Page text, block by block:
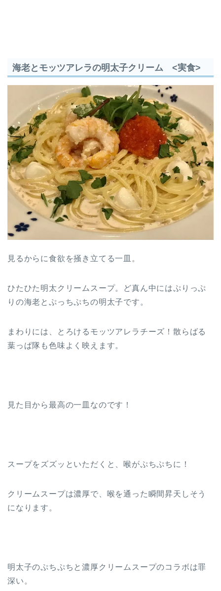
海老とモッツアレラの明太子クリーム <実食>
見るからに食欲を掻き立てる一皿。
ひたひた明太クリームスープ。ど真ん中にはぷりっぷ
りの海老とぷっちぷちの明太子です。
まわりには、とろけるモッツアレラチーズ！散らばる
葉っぱ隊も色味よく映えます。
見た目から最高の一皿なのです！
スープをズズッといただくと、喉がぷちぷちに！
クリームスープは濃厚で、喉を通った瞬間昇天しそう
になります。
明太子のぷちぷちと濃厚クリームスープのコラボは罪
深い。